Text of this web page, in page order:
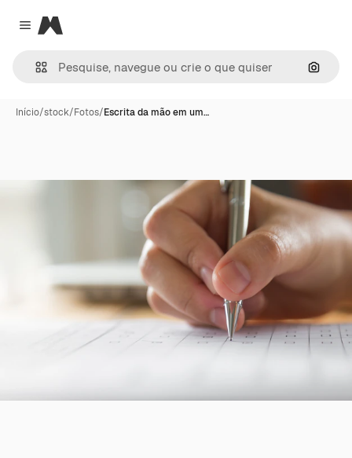
Close menu
Magnific
Início/stock/Fotos/Escrita da mão em um…